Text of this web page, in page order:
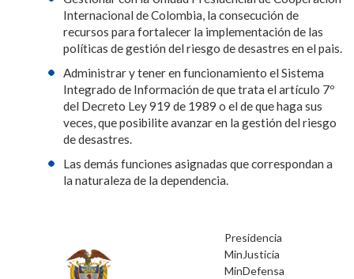
Internacional de Colombia, la consecución de
recursos para fortalecer la implementación de las
políticas de gestión del riesgo de desastres en el pais.
Administrar y tener en funcionamiento el Sistema
Integrado de Información de que trata el artículo 7º
del Decreto Ley 919 de 1989 o el de que haga sus
veces, que posibilite avanzar en la gestión del riesgo
de desastres.
Las demás funciones asignadas que correspondan a
la naturaleza de la dependencia.
Presidencia
MinJusticia
MinDefensa